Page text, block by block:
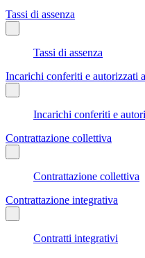
Tassi di assenza
Tassi di assenza
Incarichi conferiti e autorizzati
Incarichi conferiti e
Contrattazione collettiva
Contrattazione collettiva
Contrattazione integrativa
Contratti integrativi